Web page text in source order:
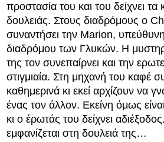
προστασία του και του δείχνει τα
δουλειάς. Στους διαδρόμους ο
συναντήσει την Marion,
διαδρόμου των Γλυκών. Η
της τον συνεπαίρνει και την
στιγμιαία. Στη μηχανή του καφέ
καθημερινά κι εκεί αρχίζουν να
ένας τον άλλον. Εκείνη όμως
κι ο έρωτάς του δείχνει
εμφανίζεται στη δουλειά της…